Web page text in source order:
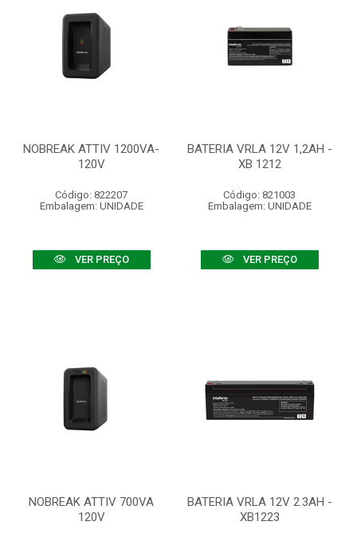
NOBREAK ATTIV 1200VA-
120V
Código: 822207
Embalagem: UNIDADE
VER PREÇO
BATERIA VRLA 12V 1,2AH -
XB 1212
Código: 821003
Embalagem: UNIDADE
VER PREÇO
NOBREAK ATTIV 700VA
120V
BATERIA VRLA 12V 2.3AH -
XB1223